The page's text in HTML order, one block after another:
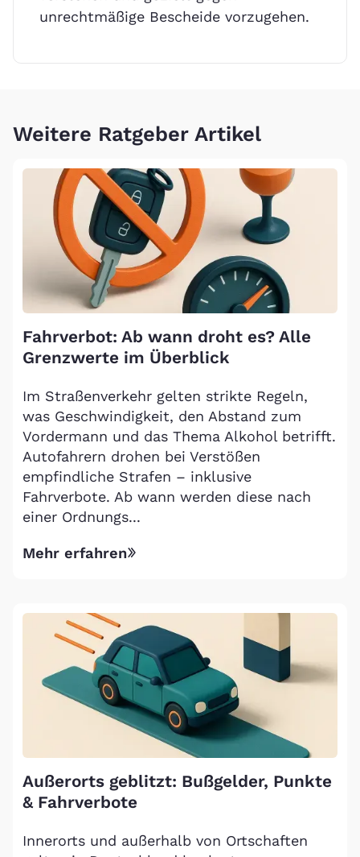
unrechtmäßige Bescheide vorzugehen.
Weitere Ratgeber Artikel
Fahrverbot: Ab wann droht es? Alle
Grenzwerte im Überblick
Im Straßenverkehr gelten strikte Regeln,
was Geschwindigkeit, den Abstand zum
Vordermann und das Thema Alkohol betrifft.
Autofahrern drohen bei Verstößen
empfindliche Strafen – inklusive
Fahrverbote. Ab wann werden diese nach
einer Ordnungs...
Mehr erfahren
Außerorts geblitzt: Bußgelder, Punkte
& Fahrverbote
Innerorts und außerhalb von Ortschaften